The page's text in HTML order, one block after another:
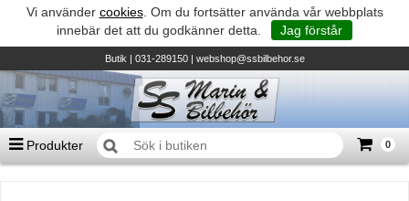
Vi använder cookies. Om du fortsätter använda vår webbplats
innebär det att du godkänner detta.
Jag förstår
Butik| 031-289150 | webshop@ssbilbehor.se
Produkter 0